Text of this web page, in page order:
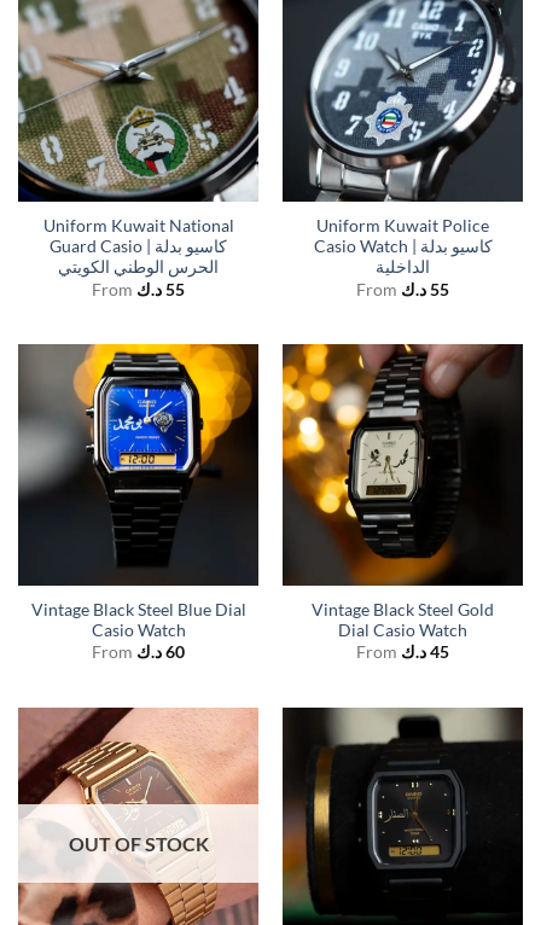
Uniform Kuwait National
Guard Casio | كاسيو بدلة
الحرس الوطني الكويتي
From
55د.ك
Uniform Kuwait Police
Casio Watch | كاسيو بدلة
الداخلية
From
55د.ك
Vintage Black Steel Blue Dial
Casio Watch
From
60د.ك
Vintage Black Steel Gold
Dial Casio Watch
From
45د.ك
OUT OF STOCK